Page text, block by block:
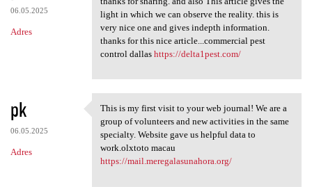
06.05.2025
Adres
light in which we can observe the reality. this is
very nice one and gives indepth information.
thanks for this nice article...commercial pest
control dallas https://delta1pest.com/
pk
06.05.2025
Adres
This is my first visit to
This is my first visit to your web journal! We are a
group of volunteers and new activities in the same
specialty. Website gave us helpful data to
work.olxtoto macau
https://mail.meregalasunahora.org/